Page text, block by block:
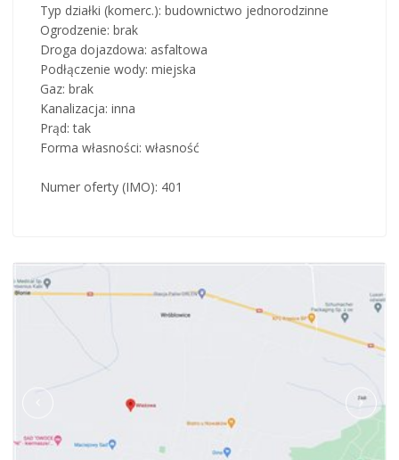
Typ działki (komerc.): budownictwo jednorodzinne
Ogrodzenie: brak
Droga dojazdowa: asfaltowa
Podłączenie wody: miejska
Gaz: brak
Kanalizacja: inna
Prąd: tak
Forma własności: własność
Numer oferty (IMO): 401